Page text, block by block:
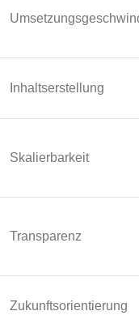
Inhaltserstellung
Skalierbarkeit
Transparenz
Zukunftsorientierung